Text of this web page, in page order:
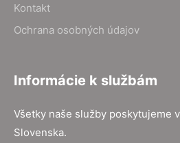
Kontakt
Ochrana osobných údajov
Informácie k službám
Všetky naše služby poskytujeme
Slovenska.